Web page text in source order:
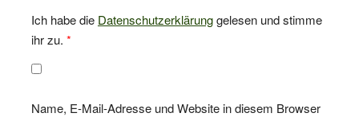
Ich habe die Datenschutzerklärunggelesen und stimme
ihr zu. *
Name, E-Mail-Adresse und Website in diesem Browser